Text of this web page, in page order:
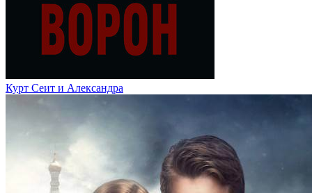
Курт Сеит и Александра